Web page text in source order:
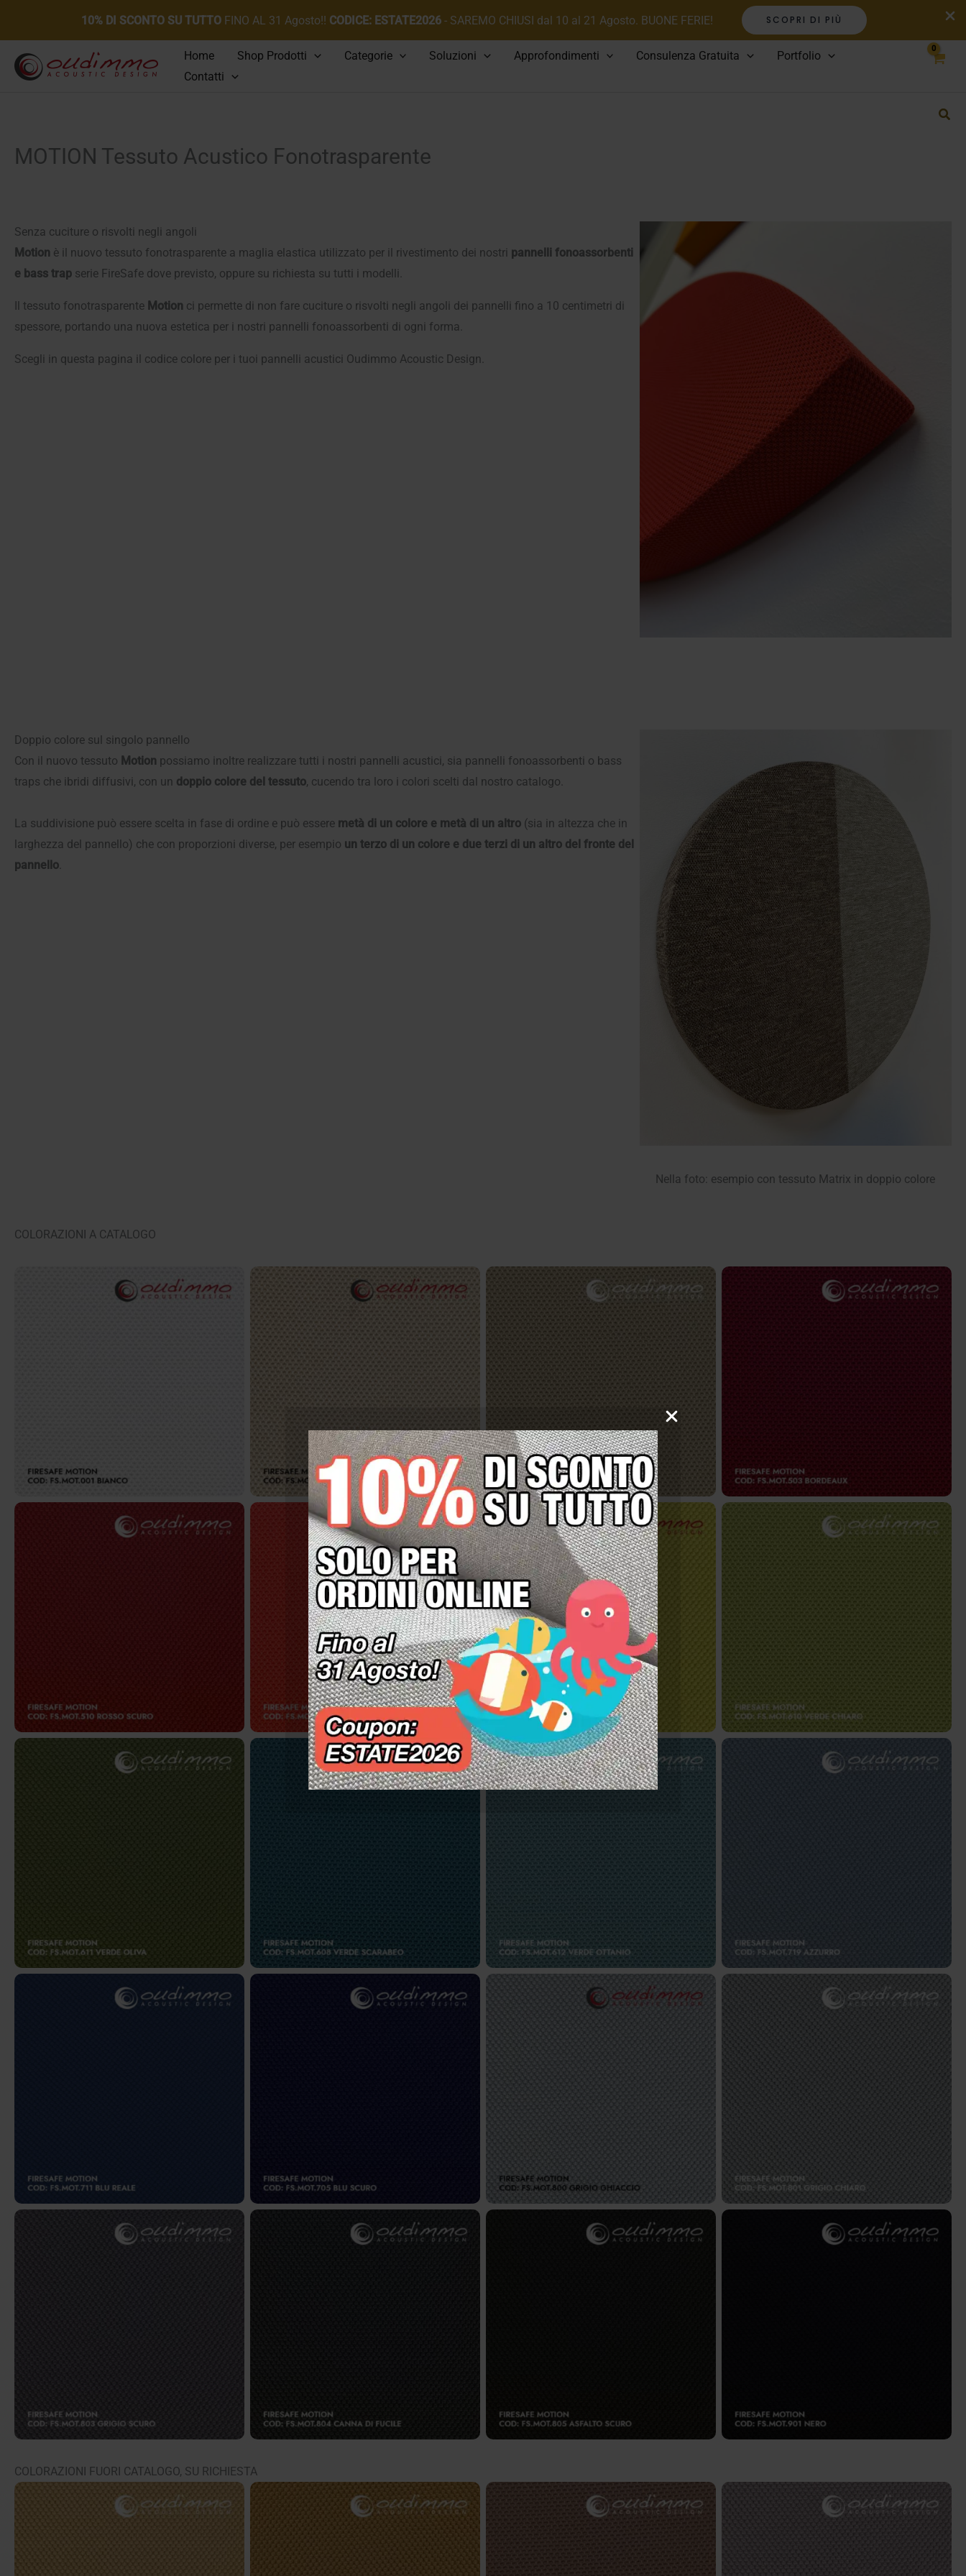
10% DI SCONTO SU TUTTO FINO AL 31 Agosto!! CODICE: ESTATE2026- SAREMO CHIUSI dal 10 al 21 Agosto. BUONE FERIE! SCOPRI DI PIÙ
Home Shop Prodotti Categorie Soluzioni Approfondimenti Consulenza Gratuita
Portfolio
Contatti
MOTION Tessuto Acustico Fonotrasparente
Senza cuciture o risvolti negli angoli
Motion è il nuovo tessuto fonotrasparente a maglia elastica utilizzato per il rivestimento dei nostri pannelli fonoassorbenti
e bass trap serie FireSafe dove previsto, oppure su richiesta su tutti i modelli.
Il tessuto fonotrasparente Motion ci permette di non fare cuciture o risvolti negli angoli dei pannelli fino a 10 centimetri di
spessore, portando una nuova estetica per i nostri pannelli fonoassorbenti di ogni forma.
Scegli in questa pagina il codice colore per i tuoi pannelli acustici Oudimmo Acoustic Design.
Doppio colore sul singolo pannello
Con il nuovo tessuto Motion possiamo inoltre realizzare tutti i nostri pannelli acustici, sia pannelli fonoassorbenti o bass
traps che ibridi diffusivi, con un doppio colore del tessuto, cucendo tra loro i colori scelti dal nostro catalogo.
La suddivisione può essere scelta in fase di ordine e può essere metà di un colore e metà di un altro (sia in altezza che in
larghezza del pannello) che con proporzioni diverse, per esempio un terzo di un colore e due terzi di un altro del fronte del
pannello
Nella foto: esempio con tessuto Matrix in doppio colore
COLORAZIONI A CATALOGO
FS.MOT.309 – Crema FS.MOT.301 – Beige
FS.MOT.507 – Corallo FS.MOT.609 – Lime FS.MOT.610 – Verde chiaro
FS.MOT.612 – Verde ottanio
FS.MOT.800 – Grigio ghiaccio FS.MOT.801 – Grigio chiaro
COLORAZIONI FUORI CATALOGO, SU RICHIESTA